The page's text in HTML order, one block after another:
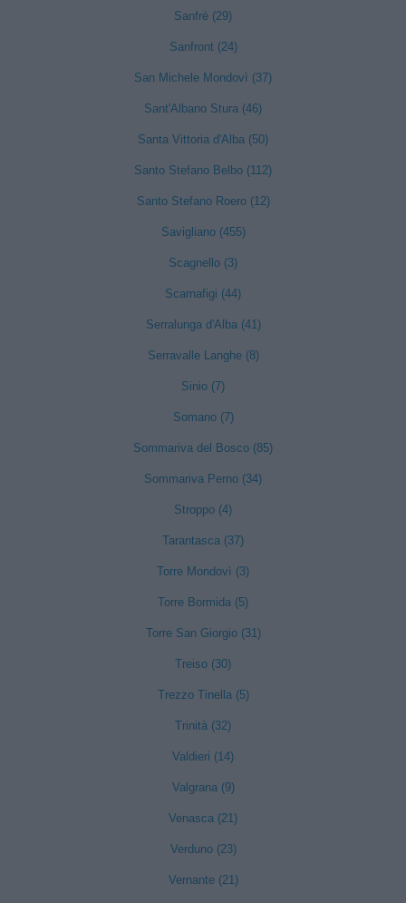
Sanfrè (29)
Sanfront (24)
San Michele Mondovì (37)
Sant'Albano Stura (46)
Santa Vittoria d'Alba (50)
Santo Stefano Belbo (112)
Santo Stefano Roero (12)
Savigliano (455)
Scagnello (3)
Scarnafigi (44)
Serralunga d'Alba (41)
Serravalle Langhe (8)
Sinio (7)
Somano (7)
Sommariva del Bosco (85)
Sommariva Perno (34)
Stroppo (4)
Tarantasca (37)
Torre Mondovì (3)
Torre Bormida (5)
Torre San Giorgio (31)
Treiso (30)
Trezzo Tinella (5)
Trinità (32)
Valdieri (14)
Valgrana (9)
Venasca (21)
Verduno (23)
Vernante (21)